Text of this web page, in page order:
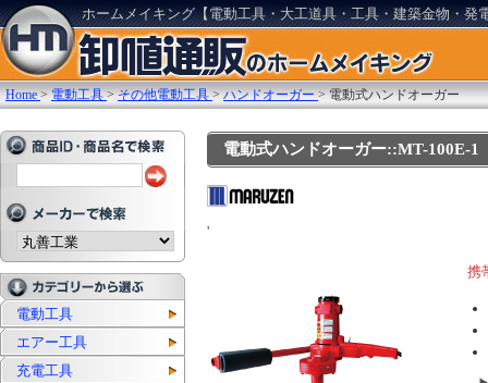
ホームメイキング【電動工具・大工道具・工具・建築金物・発
Home >電動工具 >その他電動工具 >ハンドオーガー >電動式ハンドオーガー
電動工具
エアー工具
充電工具
電動式ハンドオーガー::MT-100E-1
'
携